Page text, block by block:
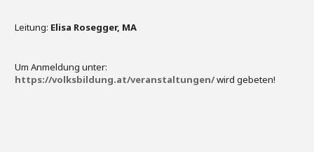
Leitung: Elisa Rosegger, MA
Um Anmeldung unter:
https://volksbildung.at/veranstaltungen/wird gebeten!